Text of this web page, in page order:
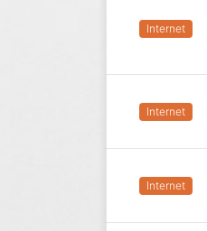
Internet
Internet
Internet